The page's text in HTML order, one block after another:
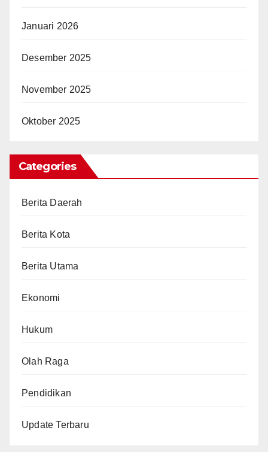
Januari 2026
Desember 2025
November 2025
Oktober 2025
Categories
Berita Daerah
Berita Kota
Berita Utama
Ekonomi
Hukum
Olah Raga
Pendidikan
Update Terbaru